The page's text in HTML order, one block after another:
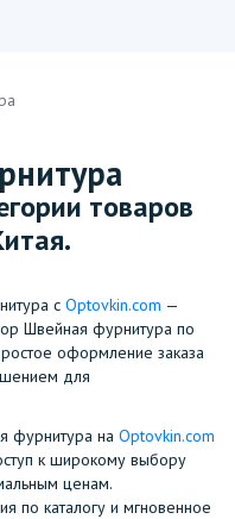
товаров
с Optovkin.com —
Швейная фурнитура по
оформление заказа
для
фурнитура на Optovkin.com
к широкому выбору
ценам.
по каталогу и мгновенное